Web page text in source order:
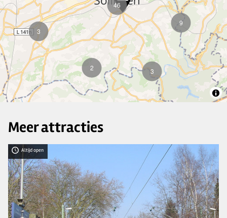
3
2
3
46
9
Meer attracties
Altijd open